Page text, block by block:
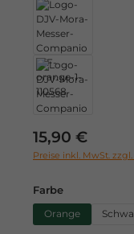
Regulärer Preis:
15,90 €
Preise inkl. MwSt.
Farbeauswählen
Orange